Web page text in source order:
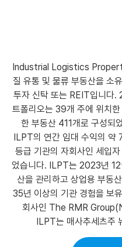
Industrial Logistics
질 유통 및 물류 부동산을 소
투자 신탁 또는 REIT입니다
트폴리오는 39개 주에 위치
한 부동산 411개로 구성되
ILPT의 연간 임대 수익의 약
등급 기관의 자회사인 세입
었습니다. ILPT는 2023년
산을 관리하고 상업용 부동
35년 이상의 기관 경험을 보
회사인 The RMR
ILPT는 매사추세츠주